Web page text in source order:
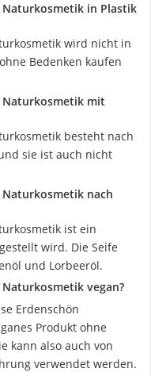
Naturkosmetik in Plastik
wird nicht in
Bedenken kaufen
Naturkosmetik mit
besteht nach
sie ist auch nicht
nach
ist ein
wird. Die Seife
und Lorbeeröl.
vegan?
Erdenschön
Produkt ohne
kann also auch von
verwendet werden.